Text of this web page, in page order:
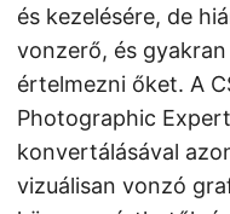
és kezelésére, de
vonzerő, és
értelmezni őket. A
Photographic
konvertálásával
vizuálisan vonzó